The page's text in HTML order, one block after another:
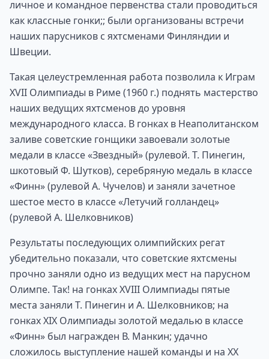
личное и командное первенства стали проводиться
как классные гонки;; были организованы встречи
наших парусников с яхтсменами Финляндии и
Швеции.
Такая целеустремленная работа позволила к Играм
XVII Олимпиады в Риме (1960 г.) поднять мастерство
наших ведущих яхтсменов до уровня
международного класса. В гонках в Неаполитанском
заливе советские гонщики завоевали золотые
медали в классе «Звездный» (рулевой. Т. Пинегин,
шкотовый Ф. Шутков), серебряную медаль в классе
«Финн» (рулевой А. Чучелов) и заняли зачетное
шестое место в классе «Летучий голландец»
(рулевой А. Шелковников)
Результаты последующих олимпийских регат
убедительно показали, что советские яхтсмены
прочно заняли одно из ведущих мест на парусном
Олимпе. Так! на гонках XVIII Олимпиады пятые
места заняли Т. Пинегин и А. Шелковников; на
гонках XIX Олимпиады золотой медалью в классе
«Финн» был награжден В. Манкин; удачно
сложилось выступление нашей команды и на XX